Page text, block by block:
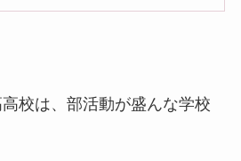
校は、部活動が盛んな学校